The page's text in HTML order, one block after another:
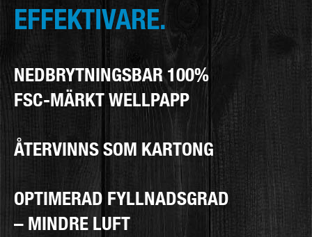
EFFEKTIVARE.
NEDBRYTNINGSBAR 100%
FSC-MÄRKT WELLPAPP
ÅTERVINNS SOM KARTONG
OPTIMERAD FYLLNADSGRAD
– MINDRE LUFT